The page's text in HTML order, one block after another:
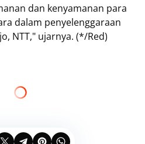
dan kenyamanan para
dalam penyelenggaraan
NTT," ujarnya. (*/Red)